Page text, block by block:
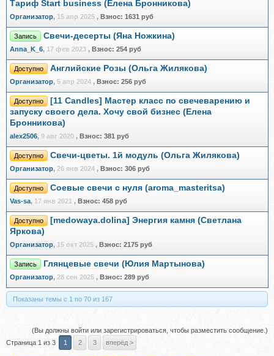
Тариф Start business (Елена Бронникова)
Организатор, 15 апр 2025 , Взнос: 1631 руб
Запись Свечи-десерты (Яна Ножкина)
Anna_K_6, 17 фев 2023 , Взнос: 254 руб
Доступно Английские Розы (Ольга Жилякова)
Организатор, 5 апр 2024 , Взнос: 256 руб
Доступно
[11 Candles] Мастер класс по свечеварению и
запуску своего дела. Хочу свой бизнес (Елена
Бронникова)
alex2506, 9 авг 2020 , Взнос: 381 руб
Доступно Свечи-цветы. 1й модуль (Ольга Жилякова)
Организатор, 26 янв 2024 , Взнос: 306 руб
Доступно Соевые свечи с нуля (aroma_masteritsa)
Vas-sa, 17 янв 2021 , Взнос: 458 руб
Доступно
[medowaya.dolina] Энергия камня (Светлана
Яркова)
Организатор, 15 окт 2025 , Взнос: 2175 руб
Запись Глянцевые свечи (Юлия Мартынова)
Организатор, 28 сен 2025 , Взнос: 289 руб
Показаны темы с 1 по 70 из 167
(Вы должны войти или зарегистрироваться, чтобы разместить сообщение.)
Страница 1 из 3
1 2 3 вперёд >